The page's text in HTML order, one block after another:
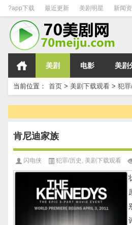
?app下载 最近更新 美剧明星 新闻
美剧 电影 美剧
当前位置： 首页 > 美剧下载观看 > 犯罪
肯尼迪家族
闪电侠 犯罪/历史 美剧下载观看